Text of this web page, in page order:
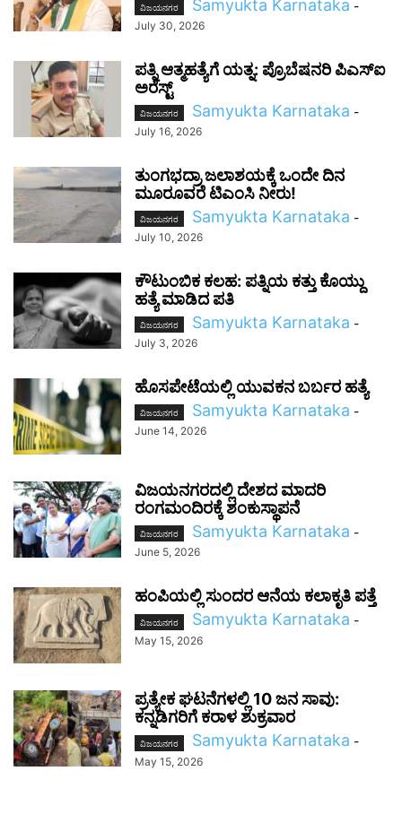
ವಿಜಯನಗರ Samyukta Karnataka -
July 30, 2026
ಪತ್ನಿ ಆತ್ಮಹತ್ಯೆಗೆ ಯತ್ನ: ಪ್ರೊಬೆಷನರಿ ಪಿಎಸ್‌ಐ
ಅರೆಸ್ಟ್
ವಿಜಯನಗರ Samyukta Karnataka -
July 16, 2026
ತುಂಗಭದ್ರಾ ಜಲಾಶಯಕ್ಕೆ ಒಂದೇ ದಿನ
ಮೂರೂವರೆ ಟಿಎಂಸಿ ನೀರು!
ವಿಜಯನಗರ Samyukta Karnataka -
July 10, 2026
ಕೌಟುಂಬಿಕ ಕಲಹ: ಪತ್ನಿಯ ಕತ್ತು ಕೊಯ್ದು
ಹತ್ಯೆ ಮಾಡಿದ ಪತಿ
ವಿಜಯನಗರ Samyukta Karnataka -
July 3, 2026
ಹೊಸಪೇಟೆಯಲ್ಲಿ ಯುವಕನ ಬರ್ಬರ ಹತ್ಯೆ
ವಿಜಯನಗರ Samyukta Karnataka -
June 14, 2026
ವಿಜಯನಗರದಲ್ಲಿ ದೇಶದ ಮಾದರಿ
ರಂಗಮಂದಿರಕ್ಕೆ ಶಂಕುಸ್ಥಾಪನೆ
ವಿಜಯನಗರ Samyukta Karnataka -
June 5, 2026
ಹಂಪಿಯಲ್ಲಿ ಸುಂದರ ಆನೆಯ ಕಲಾಕೃತಿ ಪತ್ತೆ
ವಿಜಯನಗರ Samyukta Karnataka -
May 15, 2026
ಪ್ರತ್ಯೇಕ ಘಟನೆಗಳಲ್ಲಿ 10 ಜನ ಸಾವು:
ಕನ್ನಡಿಗರಿಗೆ ಕರಾಳ ಶುಕ್ರವಾರ
ವಿಜಯನಗರ Samyukta Karnataka -
May 15, 2026